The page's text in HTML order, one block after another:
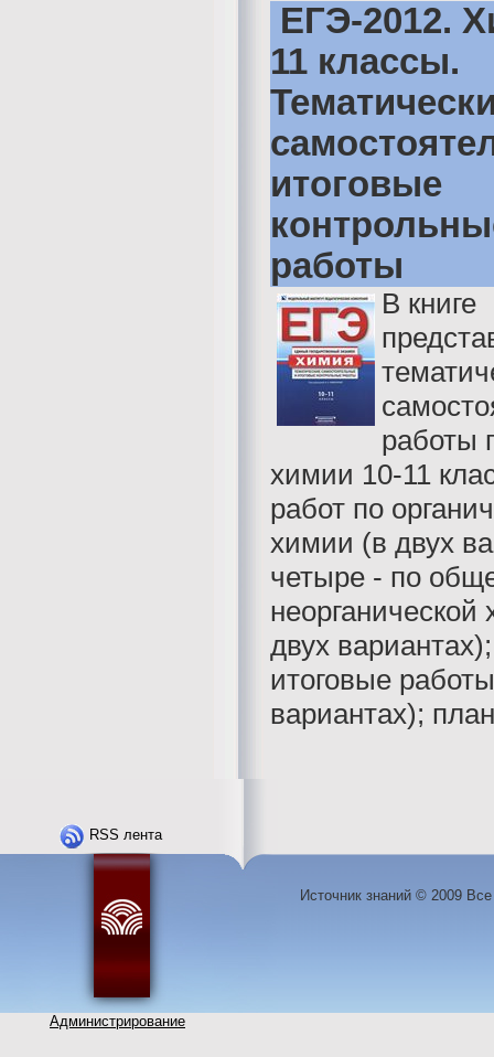
ЕГЭ-2012.
11 классы.
итоговые
работы
В книге
работы
химии 10-11
работ по
химии (в двух
четыре - по
двух
итоговые
вариантах);
RSS лента
Администрирование
Источник знаний © 2009